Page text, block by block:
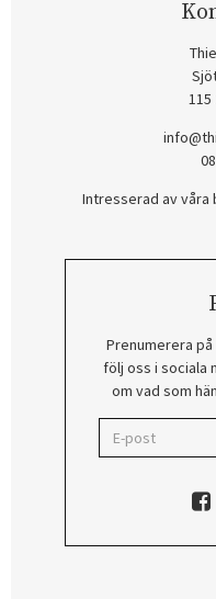
115
Intresserad av våra
Prenumerera
följ oss i sociala
om vad som